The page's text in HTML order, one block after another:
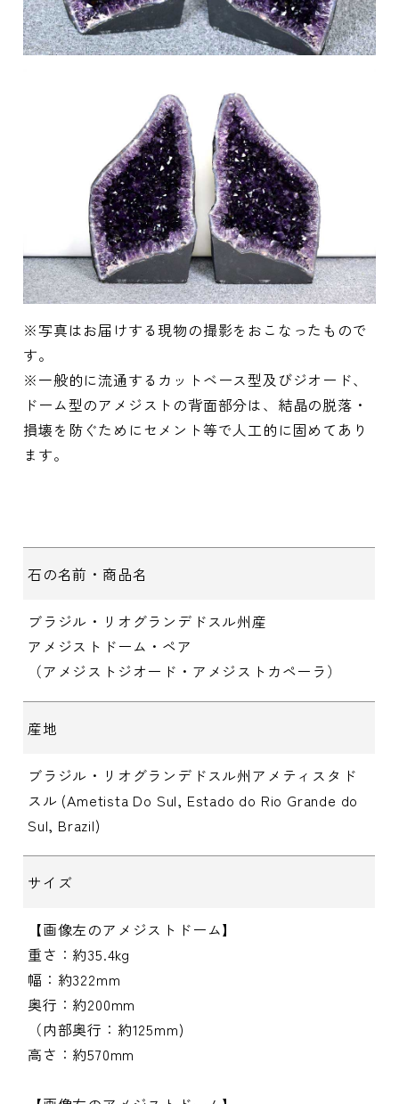
※写真はお届けする現物の撮影をおこなったもので
す。
※一般的に流通するカットベース型及びジオード、
ドーム型のアメジストの背面部分は、結晶の脱落・
損壊を防ぐためにセメント等で人工的に固めてあり
ます。
石の名前・商品名
ブラジル・リオグランデドスル州産
アメジストドーム・ペア
（アメジストジオード・アメジストカペーラ）
産地
ブラジル・リオグランデドスル州アメティスタド
スル (Ametista Do Sul, Estado do Rio Grande do
Sul, Brazil)
サイズ
【画像左のアメジストドーム】
重さ：約35.4kg
幅：約322mm
奥行：約200mm
（内部奥行：約125mm)
高さ：約570mm